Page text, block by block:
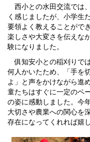
西小との水田交流では
く感じましたが、小学生
要領よく教えることがで
楽しさや大変さを伝えな
験になりました。
俱知安小との稲刈りで
何人かいたため、「手を
よ」と声をかけながら進
童たちはすぐに一定のペ
の姿に感動しました。今
大切さや農業への関心を
存在になってくれれば嬉